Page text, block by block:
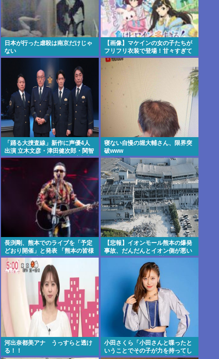
日本が行った虐殺は南京だけじゃ
ない
【画像】マケインの女の子たちが
フリフリ衣装で登場！甘々すぎて
脳がとろけちまうぞ
「踊る大捜査線」新作に声優4人
出演 立木文彦・津田健次郎・関智
一・野島健児ら警察庁の最高幹部
役で
寝ない自慢の堀大輔さん、限界突
破www
長渕剛、熊本でのライブを「予定
どおり開催」と発表 「熊本の皆様
へ」「強い決意」のメッセージ&
寄付も表明
【悲報】イオンモール熊本の爆発
事故、だんだんとイオン側が悪い
んじゃないかという世論になって
河出奈都美アナ うっすらと透け
る！！
小田さくら「小田さんと喋ったと
いうことでその子が力を持ってし